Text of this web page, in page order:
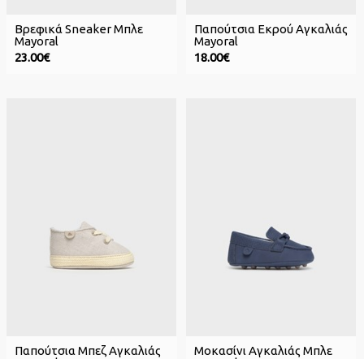
Βρεφικά Sneaker Μπλε
Mayoral
23.00€
Παπούτσια Εκρού Αγκαλιάς
Mayoral
18.00€
Παπούτσια Μπεζ Αγκαλιάς
Μοκασίνι Αγκαλιάς Μπλε